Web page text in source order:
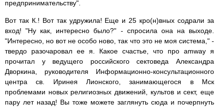
предпринимательству".
Вот так К.! Вот так удружила! Еще и 25 кро(н)вных содрали за
вход! "Ну как, интересно было?" - спросила она на выходе.
"Интересно, но вот не особо ново, так что это не моя система," -
твердо разочаровал ее я. Какое счастье, что про amway я
прочитал у ведущего российского сектоведа Александра
Дворкина, руководителя Информационно-консультационного
центра св. Иринея Лионского, занимающегося в Мск
проблемами новых религиозных движений, культов и сект, еще
пару лет назад! Вы тоже можете заглянуть сюда и почерпнуть